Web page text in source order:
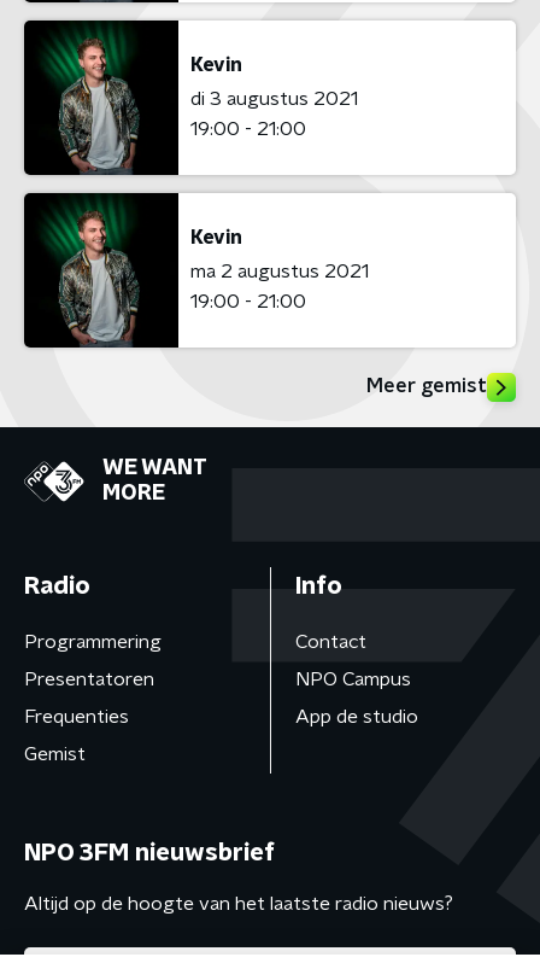
Kevin
di 3 augustus 2021
19:00 - 21:00
Kevin
ma 2 augustus 2021
19:00 - 21:00
Meer gemist
WE WANT
MORE
Radio
Programmering
Presentatoren
Frequenties
Gemist
Info
Contact
NPO Campus
App de studio
NPO 3FM nieuwsbrief
Altijd op de hoogte van het laatste radio nieuws?